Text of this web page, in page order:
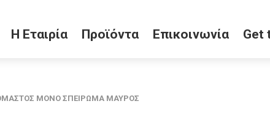
Η Εταιρία Προϊόντα Επικοινωνία Get
ΜΟΝΟ ΣΠΕΙΡΩΜΑ ΜΑΥΡΟΣ